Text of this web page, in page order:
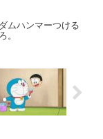
ムハンマーつける
。